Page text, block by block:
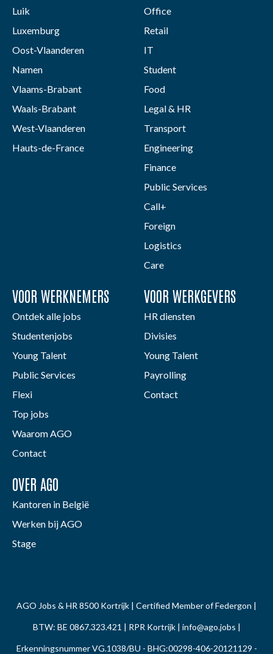
Luik
Luxemburg
Oost-Vlaanderen
Namen
Vlaams-Brabant
Waals-Brabant
West-Vlaanderen
Hauts-de-France
Office
Retail
IT
Student
Food
Legal & HR
Transport
Engineering
Finance
Public Services
Call+
Foreign
Logistics
Care
VOOR WERKNEMERS
Ontdek alle jobs
Studentenjobs
Young Talent
Public Services
Flexi
Top jobs
Waarom AGO
Contact
VOOR WERKGEVERS
HR diensten
Divisies
Young Talent
Payrolling
Contact
OVER AGO
Kantoren in België
Werken bij AGO
Stage
AGO Jobs & HR 8500 Kortrijk | Certified Member of Federgon |
BTW: BE 0867.323.421 | RPR Kortrijk | info@ago.jobs |
Erkenningsnummer VG.1038/BU - BHG:00298-406-20121129 -